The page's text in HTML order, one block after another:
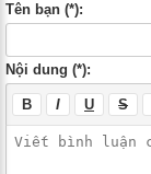
Tên bạn (*):
Nội dung (*):
B I U S